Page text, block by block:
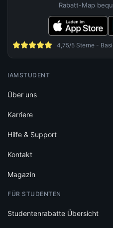
Rabatt-Map
4,75/5 Sterne -
IAMSTUDENT
Über uns
Karriere
Hilfe & Support
Kontakt
Magazin
FÜR STUDENTEN
Studentenrabatte Übersicht